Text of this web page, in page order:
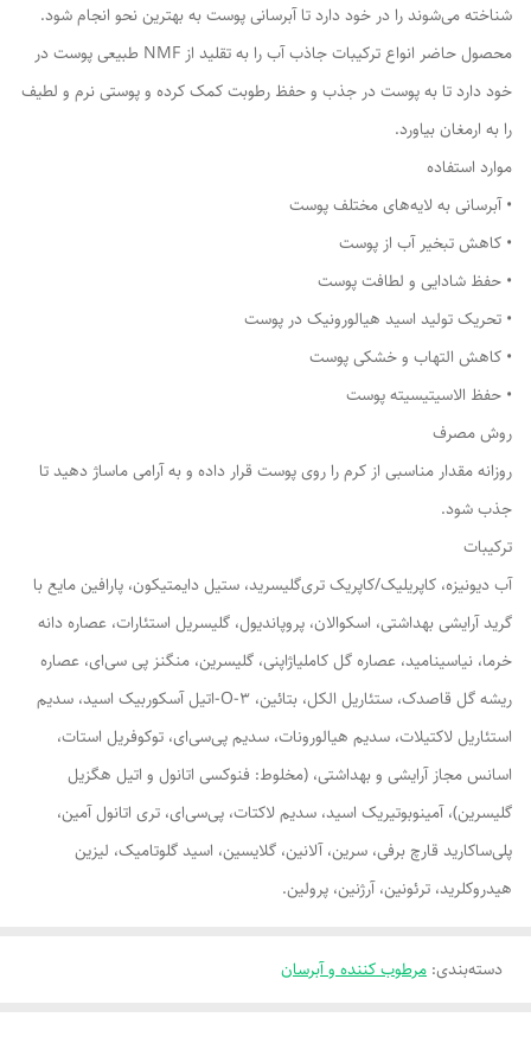
شناخته می‌شوند را در خود دارد تا آبرسانی پوست به بهترین نحو انجام شود.
محصول حاضر انواع ترکیبات جاذب آب را به تقلید از NMF طبیعی پوست در
خود دارد تا به پوست در جذب و حفظ رطوبت کمک کرده و پوستی نرم و لطیف
را به ارمغان بیاورد.
موارد استفاده
• آبرسانی به لایه‌های مختلف پوست
• کاهش تبخیر آب از پوست
• حفظ شادایی و لطافت پوست
• تحریک تولید اسید هیالورونیک در پوست
• کاهش التهاب و خشکی پوست
• حفظ الاسیتیسیته پوست
روش مصرف
روزانه مقدار مناسبی از کرم را روی پوست قرار داده و به آرامی ماساژ دهید تا
جذب شود.
ترکیبات
آب دیونیزه، کاپریلیک/کاپریک تری‌گلیسرید، ستیل دایمتیکون، پارافین مایع با
گرید آرایشی بهداشتی، اسکوالان، پروپاندیول، گلیسریل استئارات، عصاره دانه
خرما، نیاسینامید، عصاره گل کاملیاژاپنی، گلیسرین، منگنز پی سی‌ای، عصاره
ریشه گل قاصدک، ستئاریل الکل، بتائین، 3-O-اتیل آسکوربیک اسید، سدیم
استئاریل لاکتیلات، سدیم هیالورونات، سدیم پی‌سی‌ای، توکوفریل استات،
اسانس مجاز آرایشی و بهداشتی، (مخلوط: فنوکسی اتانول و اتیل هگزیل
گلیسرین)، آمینوبوتیریک اسید، سدیم لاکتات، پی‌سی‌ای، تری اتانول آمین،
پلی‌ساکارید قارچ برفی، سرین، آلانین، گلایسین، اسید گلوتامیک، لیزین
هیدروکلرید، ترئونین، آرژنین، پرولین.
دسته‌بندی: مرطوب کننده و آبرسان